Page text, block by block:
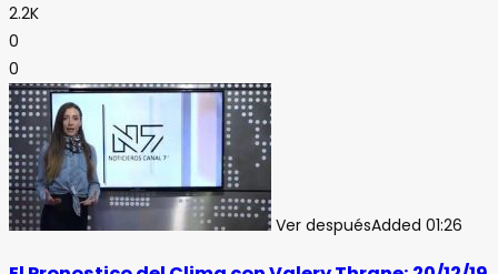
2.2K
0
0
Ver despuésAdded 01:26